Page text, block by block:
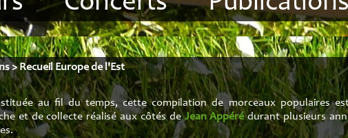
Compositions
Dates
Disques
Groupes
Articles
Méthode volume 1
Méthode volume 2
Recueil Breton
>Recueil Europe de l'Est
au fil du temps, cette compilation de morceaux populaires
et de collecte réalisé aux côtés deJean Appérédurant plusieurs